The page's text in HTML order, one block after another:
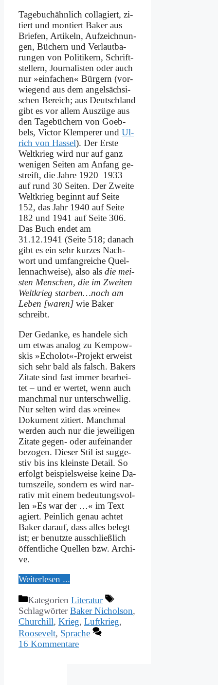
Ta­ge­buch­ähn­lich col­la­giert, zi­
tiert und mon­tiert Bak­er aus
Brie­fen, Ar­ti­keln, Auf­zeich­nun­
gen, Bü­chern und Ver­laut­ba­
run­gen von Po­li­ti­kern, Schrift­
stel­lern, Jour­na­li­sten oder auch
nur »ein­fa­chen« Bür­gern (vor­
wie­gend aus dem an­gel­säch­si­
schen Be­reich; aus Deutsch­land
gibt es vor al­lem Aus­zü­ge aus
den Ta­ge­bü­chern von Goeb­
bels, Vic­tor Klem­pe­rer und Ul­
rich von Has­sel). Der Er­ste
Welt­krieg wird nur auf ganz
we­ni­gen Sei­ten am An­fang ge­
streift, die Jah­re 1920–1933
auf rund 30 Sei­ten. Der Zwei­te
Welt­krieg be­ginnt auf Sei­te
152, das Jahr 1940 auf Sei­te
182 und 1941 auf Sei­te 306.
Das Buch en­det am
31.12.1941 (Sei­te 518; da­nach
gibt es ein sehr kur­zes Nach­
wort und um­fang­rei­che Quel­
len­nach­wei­se), al­so als die mei­
sten Men­schen, die im Zwei­ten
Welt­krieg starben…noch am
Le­ben [wa­ren] wie Bak­er
schreibt.
Der Ge­dan­ke, es han­de­le sich
um et­was ana­log zu Kem­pow­
skis »Echolot«-Projekt er­weist
sich sehr bald als falsch. Bak­ers
Zi­ta­te sind fast im­mer be­ar­bei­
tet – und er wer­tet, wenn auch
manch­mal nur un­ter­schwel­lig.
Nur sel­ten wird das »rei­ne«
Do­ku­ment zi­tiert. Manch­mal
wer­den auch nur die je­wei­li­gen
Zi­ta­te ge­gen- oder auf­ein­an­der
be­zo­gen. Die­ser Stil ist sug­ge­
stiv bis ins klein­ste De­tail. So
er­folgt bei­spiels­wei­se kei­ne Da­
tums­zei­le, son­dern es wird nar­
ra­tiv mit ei­nem be­deu­tungs­vol­
len »Es war der …« im Text
agiert. Pein­lich ge­nau ach­tet
Bak­er dar­auf, dass al­les be­legt
ist; er be­nutz­te aus­schließ­lich
öf­fent­li­che Quel­len bzw. Ar­chi­
ve.
Wei­ter­le­sen ...
Kategorien Literatur
SchlagwörterBaker Nicholson,
Churchill, Krieg, Luftkrieg,
Roosevelt, Sprache
16 Kommentare